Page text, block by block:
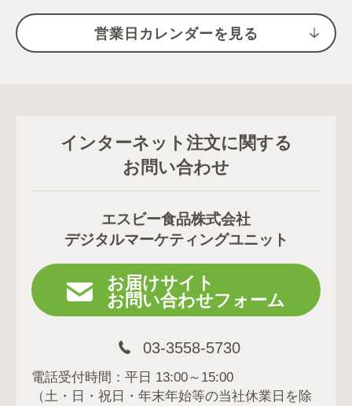
営業日カレンダーを見る
インターネット注文に関する
お問い合わせ
エスビー食品株式会社
デジタルマーケティングユニット
お届けサイト
お問い合わせフォーム
03-3558-5730
電話受付時間：平日 13:00～15:00
（土・日・祝日・年末年始等の当社休業日を除